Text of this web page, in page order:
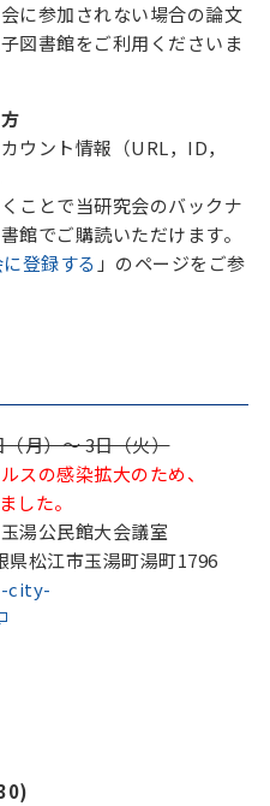
に参加されない場合の論文
図書館をご利用くださいま
ウント情報（URL，ID，
ことで当研究会のバックナ
館でご購読いただけます。
登録する 」のページをご参
月）～ 3日（火）
スの感染拡大のため、
した。
公民館大会議室
市玉湯町湯町1796
city-